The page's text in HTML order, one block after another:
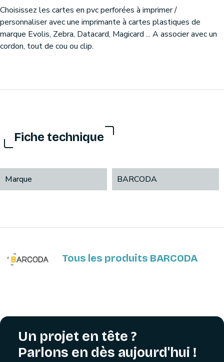
Choisissez les cartes en pvc perforées à imprimer /
personnaliser avec une imprimante à cartes plastiques de
marque Evolis, Zebra, Datacard, Magicard ... A associer avec un
cordon, tout de cou ou clip.
Fiche technique
Marque BARCODA
Tous les produits BARCODA
Un projet en tête ?
Parlons en dès aujourd'hui !